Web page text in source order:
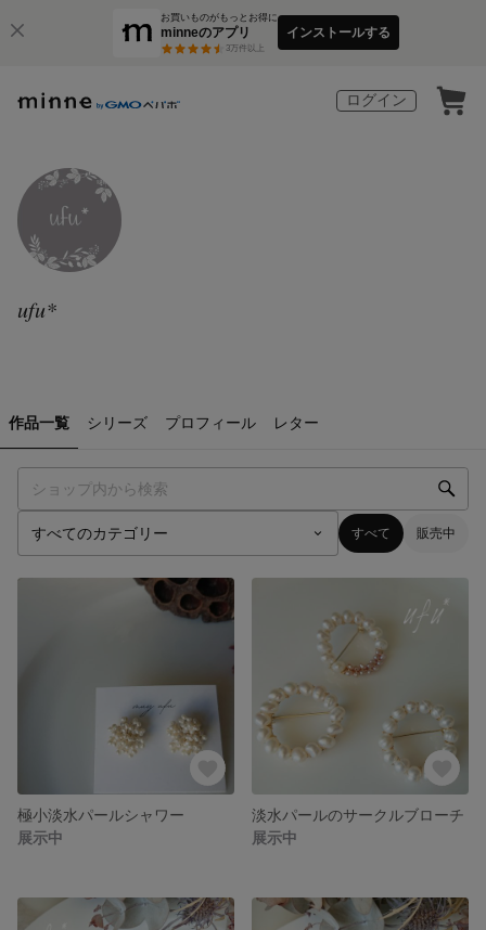
お買いものがもっとお得に
minneのアプリ
3万件以上
インストールする
ログイン
ufu*
作品一覧 シリーズ プロフィール レター
すべて 販売中
極小淡水パールシャワー
展示中
淡水パールのサークルブローチ
展示中